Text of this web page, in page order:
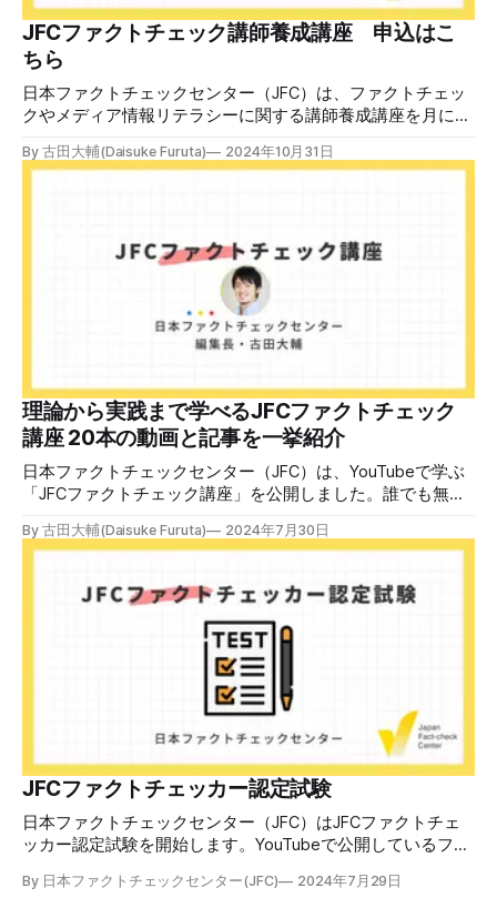
JFCファクトチェック講師養成講座 申込はこ
ちら
日本ファクトチェックセンター（JFC）は、ファクトチェッ
クやメディア情報リテラシーに関する講師養成講座を月に1
認定バッジと教室や職場などで利用可能な教材を提供しま
ファクトチェックセンター（JFC）による講師養成講座で
す。 講師養成講座（オンラインで90分）を受講いただいた
後、修了課題を提出された方には、教室や職場などで利用可
能な教材の提... powered by Peatix : More than a
す。 受講生には教材を提供 デマや不確かな情報が蔓延する
中で、自衛策が求められています。「気をつけて」というだ
けでは、対策になりません。最初から騙されたい人はいませ
ん。誰だって気をつけているのに、誤った情
By 古田大輔(Daisuke Furuta) 2024年10月31日
理論から実践まで学べるJFCファクトチェック
講座 20本の動画と記事を一挙紹介
日本ファクトチェックセンター（JFC）は、YouTubeで学ぶ
「JFCファクトチェック講座」を公開しました。誰でも無料
ファクトチェックやメディアリテラシーの知識を学ぶことが
の日本での影響を調べた2万人調査の紹介や、間違った情報
を信じてしまう背景にある人間のバイアス、大規模に拡散す
るSNSアルゴリズムなどを解説しています。 実践編では、画
像や動画や生成AIなど、偽・誤情報をどのように検証したら
良いかをJFCが検証してきた事例から具体的に学びます。
JFCファクトチェッカー認定試験を開始 2024年7月29日か
ら、これらの内容について習熟度を確認するJFCファクトチ
ェッカー認定試験を開始します。誰でもいつでも受験可能で
す（2024年度中は受験料1000円、2025年度から2000円）。
合格者には様々な技能をデジタル証明するオープンバッジ・
ネットワークを活用して、JFCファクトチェッカーの認定証
を発行します。 JFCファクトチェッカー認定試験
By 古田大輔(Daisuke Furuta) 2024年7月30日
JFCファクトチェッカー認定試験
日本ファクトチェックセンター（JFC）はJFCファクトチェ
ッカー認定試験を開始します。YouTubeで公開しているファ
す。 拡散する偽・誤情報から身を守るために 偽・誤情報の
By 日本ファクトチェックセンター(JFC) 2024年7月29日